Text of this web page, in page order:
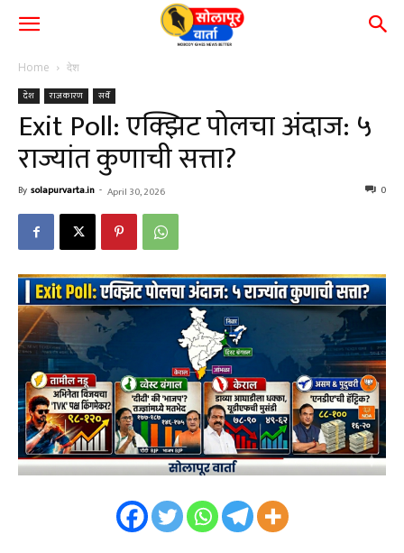
Home देश
देश राजकारण सर्वे
Exit Poll: एक्झिट पोलचा अंदाज: ५
राज्यांत कुणाची सत्ता?
By solapurvarta.in - April 30, 2026 0